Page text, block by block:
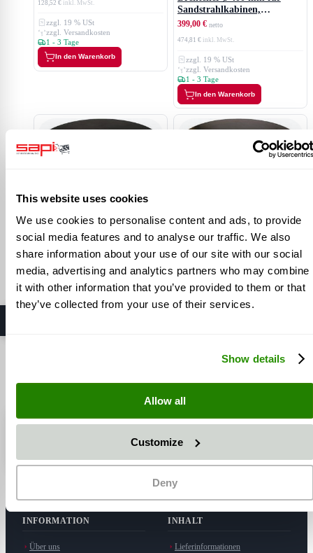
This website uses cookies
We use cookies to personalise content and ads, to provide
social media features and to analyse our traffic. We also
share information about your use of our site with our social
media, advertising and analytics partners who may combine
it with other information that you’ve provided to them or that
they’ve collected from your use of their services.
Show details
Allow all
Customize
Deny
128,52 €
zzgl. 19 % USt
zzgl. Versandkosten
1 - 3 Tage
In den Warenkorb
Sandstrahlkabinen,
Tragkraft max. 40 kg
474,81 €
399,00 €
zzgl. 19 % USt
zzgl. Versandkosten
1 - 3 Tage
In den Warenkorb
Drehteller ø 500 mm für
Tragkraft max. 40 kg
zzgl. Versandkosten
1 - 3 Tage
Tragkraft max. 200 kg
541,45 €
zzgl. Versandkosten
1 - 3 Tage
⭐ SAPI GmbH
Auf Google ansehen
INFORMATION
Über uns
INHALT
Lieferinformationen